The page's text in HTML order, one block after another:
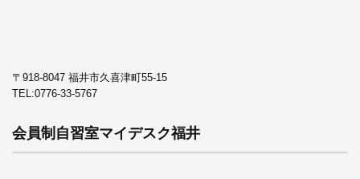
〒918-8047 福井市久喜津町55-15
TEL:0776-33-5767
会員制自習室マイデスク福井